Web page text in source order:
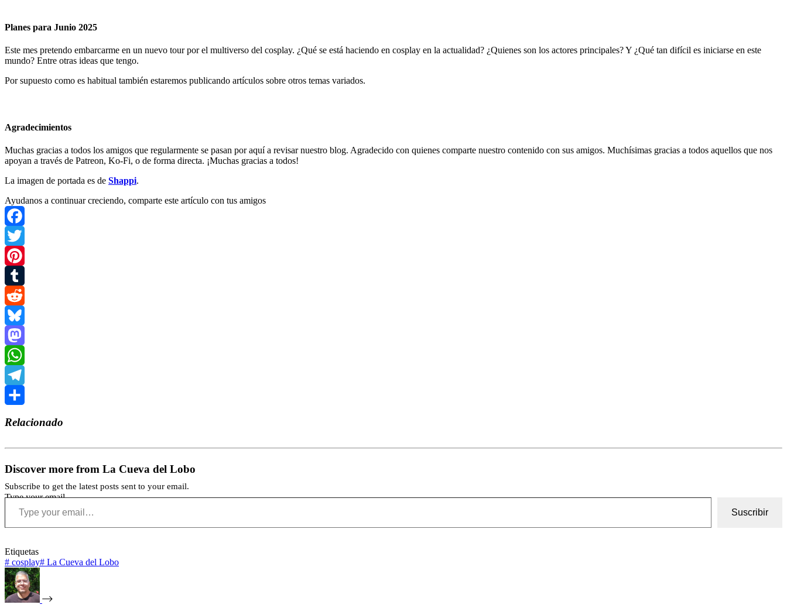
Planes para Junio 2025
Este mes pretendo embarcarme en un nuevo tour por el multiverso del cosplay. ¿Qué se está haciendo en cosplay en la actualidad? ¿Quienes son los actores principales? Y ¿Qué tan difícil es iniciarse en este
mundo? Entre otras ideas que tengo.
Por supuesto como es habitual también estaremos publicando artículos sobre otros temas variados.
Agradecimientos
Muchas gracias a todos los amigos que regularmente se pasan por aquí a revisar nuestro blog. Agradecido con quienes comparte nuestro contenido con sus amigos. Muchísimas gracias a todos aquellos que nos
apoyan a través de Patreon, Ko-Fi, o de forma directa. ¡Muchas gracias a todos!
La imagen de portada es de Shappi.
Ayudanos a continuar creciendo, comparte este artículo con tus amigos
Facebook
Twitter
Pinterest
Tumblr
Reddit
Bluesky
Mastodon
WhatsApp
Telegram
Relacionado
Discover more from La Cueva del Lobo
Subscribe to get the latest posts sent to your email.
Type your email…
Suscribir
Etiquetas
# cosplay# La Cueva del Lobo